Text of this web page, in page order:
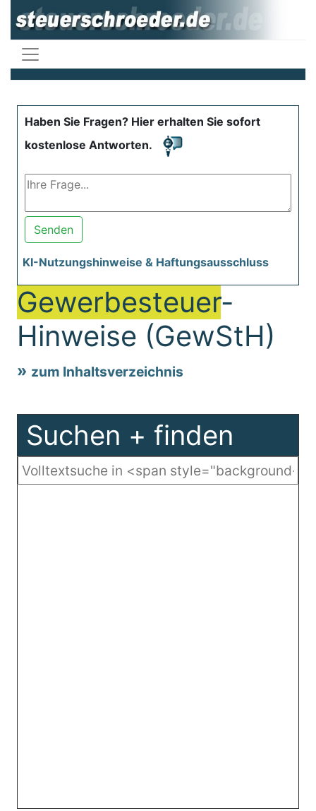
Haben Sie Fragen? Hier erhalten Sie sofort
kostenlose Antworten.
Senden
KI-Nutzungshinweise & Haftungsausschluss
Gewerbesteuer-
Hinweise (GewStH)
zum Inhaltsverzeichnis
Suchen + finden